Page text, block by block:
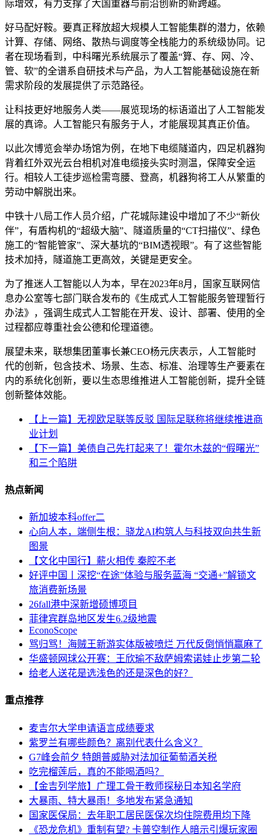
际增效，有力支撑了大国重器与前沿创新的新跨越。
好马配好鞍。要真正释放超大规模人工智能集群的潜力，依赖
计算、存储、网络、散热与调度等全栈能力的系统级协同。记
者在现场看到，中科曙光系统展示了覆盖“算、存、网、冷、
管、软”的全谱系自研技术与产品，为人工智能基础设施在新
需求阶段的发展提供了示范路径。
让科技更好地服务人类——展览现场的标语道出了人工智能发
展的真谛。人工智能只有服务于人，才能展现其真正价值。
以此次博览会举办场馆为例，在地下电缆隧道内，四足机器狗
背着红外双光云台相机对准电缆接头实时测温，保障安全运
行。相较人工徒步巡检需弯腰、登高，机器狗将工人从繁重的
劳动中解脱出来。
中铁十八局工作人员介绍，广花城际建设中增加了不少“新伙
伴”，有盾构机的“超级大脑”、隧道质量的“CT扫描仪”、绿色
施工的“智能管家”、深大基坑的“BIM透视眼”。有了这些智能
技术加持，隧道施工更高效，关键是更安全。
为了推迷人工智能以人为本，早在2023年8月，国家互联网信
息办公室等七部门联合发布的《生成式人工智能服务管理暂行
办法》，强调生成式人工智能在开发、设计、部署、使用的全
过程都应尊重社会公德和伦理道德。
展望未来，联想集团董事长兼CEO杨元庆表示，人工智能时
代的创新，包含技术、场景、生态、标准、治理等生产要素在
内的系统化创新，要以生态思维推进人工智能创新，提升全链
创新整体效能。
【上一篇】无视欧足联等反驳 国际足联称将继续推进商
业计划
【下一篇】美债自己先打起来了！霍尔木兹的“假曙光”
和三个陷阱
热点新闻
新加坡本科offer二
心向人本，端侧生根：骁龙AI构筑人与科技双向共生新
图景
【文化中国行】薪火相传 秦腔不老
好评中国丨深挖“在途”体验与服务蓝海 “交通+”解锁文
旅消费新场景
26fall港中深新增硕博项目
菲律宾群岛地区发生6.2级地震
EconoScope
骂归骂！海贼王新游实体版被喷烂 万代反倒悄悄赢麻了
华盛顿网球公开赛：王欣瑜不敌萨姆索诺娃止步第二轮
给老人送花是选浅色的还是深色的好？
重点推荐
麦吉尔大学申请语言成绩要求
紫罗兰有哪些颜色？离别代表什么含义？
G7峰会前夕 特朗普威胁对法加征葡萄酒关税
吃完榴莲后，真的不能喝酒吗？
【金吉列学旅】广理工骨干教师探秘日本知名学府
大暴雨、特大暴雨！多地发布紧急通知
国家医保局：去年职工居民医保次均住院费用均下降
《恐龙危机》重制有望? 卡普空制作人暗示引爆玩家圈